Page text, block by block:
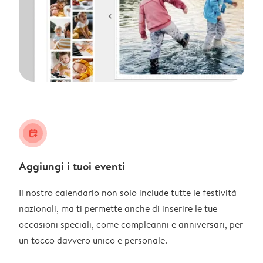
calendar_plus
Aggiungi i tuoi eventi
Il nostro calendario non solo include tutte le festività
nazionali, ma ti permette anche di inserire le tue
occasioni speciali, come compleanni e anniversari, per
un tocco davvero unico e personale.